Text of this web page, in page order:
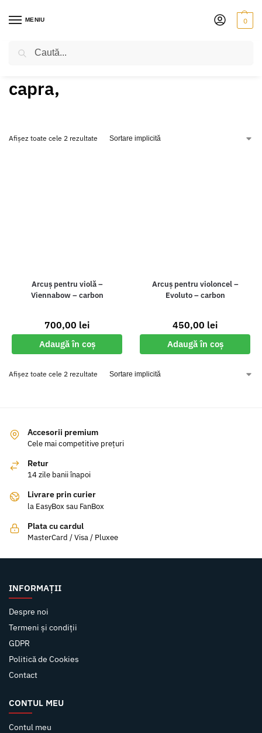
MENIU 0
capra,
Afișez toate cele 2 rezultate
Arcuș pentru violă –
Viennabow – carbon
700,00 lei
Adaugă în coș
Arcuș pentru violoncel –
Evoluto – carbon
450,00 lei
Adaugă în coș
Afișez toate cele 2 rezultate
Accesorii premium
Cele mai competitive prețuri
Retur
14 zile banii înapoi
Livrare prin curier
la EasyBox sau FanBox
Plata cu cardul
MasterCard / Visa / Pluxee
INFORMAȚII
Despre noi
Termeni și condiții
GDPR
Politică de Cookies
Contact
CONTUL MEU
Contul meu